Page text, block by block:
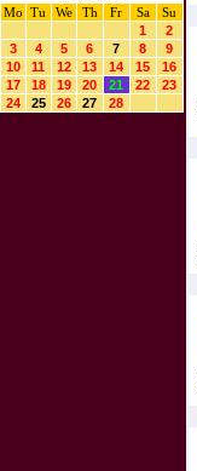
Mo
Tu We Th Fr Sa
Su
1
2
3
4 5 6 7 8
9
10
11 12 13 14 15
16
17
18 19 20 21 22
23
24
25 26 27 28